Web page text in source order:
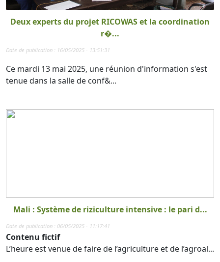
Deux experts du projet RICOWAS et la coordination
r�...
Date de publication : 16/05/2025 - 13:51:31
Ce mardi 13 mai 2025, une réunion d'information s'est
tenue dans la salle de conf&...
Mali : Système de riziculture intensive : le pari d...
Date de publication : 06/05/2025 - 11:17:41
Contenu fictif
L’heure est venue de faire de l’agriculture et de l’agroal...